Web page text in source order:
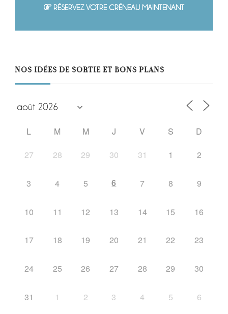
RÉSERVEZ VOTRE CRÉNEAU MAINTENANT
NOS IDÉES DE SORTIE ET BONS PLANS
L M M J V S
D
27
28 29 30 31 1 2
3 4 5 6 7 8 9
10 11 12 13 14 15 16
17 18 19 20 21 22 23
24 25 26 27 28 29 30
31 1 2 3 4 5 6